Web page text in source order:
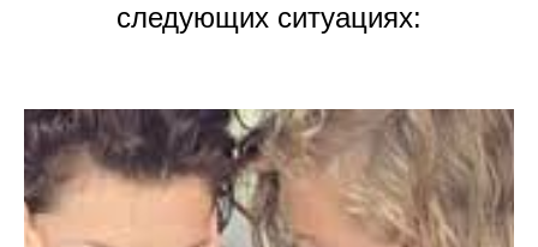
следующих ситуациях: